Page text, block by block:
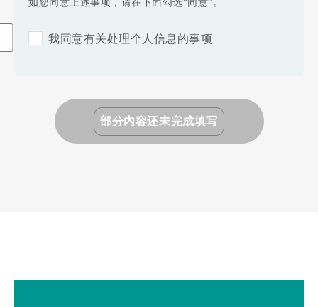
如您同意上述事项，请在下面勾选“同意”。
我同意有关处理个人信息的事项